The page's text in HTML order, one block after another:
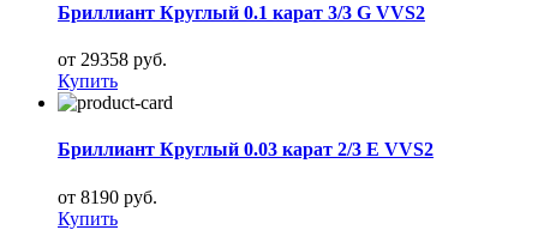
Бриллиант Круглый 0.1 карат 3/3 G VVS2
от 29358 руб.
Купить
Бриллиант Круглый 0.03 карат 2/3 E VVS2
от 8190 руб.
Купить